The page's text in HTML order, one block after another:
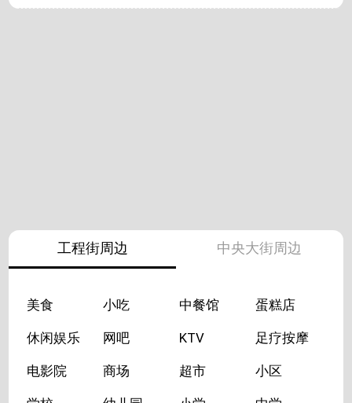
工程街周边 中央大街周边
美食 小吃 中餐馆 蛋糕店
休闲娱乐 网吧 KTV 足疗按摩
电影院 商场 超市 小区